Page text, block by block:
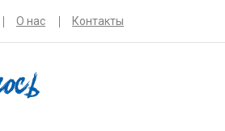
О нас Контакты